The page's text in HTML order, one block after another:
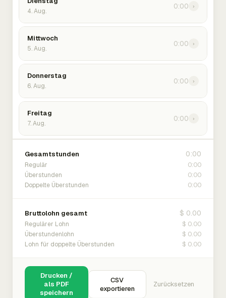
4. Aug.
0:00 ›
Mittwoch
5. Aug.
0:00 ›
Donnerstag
6. Aug.
0:00 ›
Freitag
7. Aug.
0:00 ›
Gesamtstunden 0:00
Regulär 0:00
Überstunden 0:00
Doppelte Überstunden 0:00
Bruttolohn gesamt $ 0.00
Regulärer Lohn $ 0.00
Überstundenlohn $ 0.00
Lohn für doppelte Überstunden $ 0.00
Drucken /
als PDF
speichern
CSV
exportieren
Zurücksetzen